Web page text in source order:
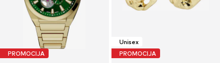
PROMOCIJA
Unisex
PROMOCIJA